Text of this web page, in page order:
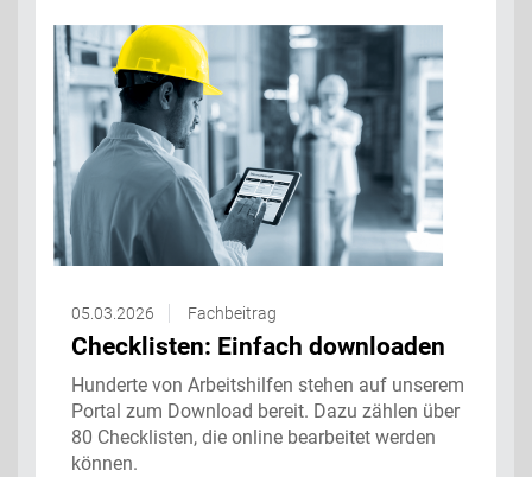
05.03.2026 Fachbeitrag
Checklisten: Einfach downloaden
Hunderte von Arbeitshilfen stehen auf unserem
Portal zum Download bereit. Dazu zählen über
80 Checklisten, die online bearbeitet werden
können.